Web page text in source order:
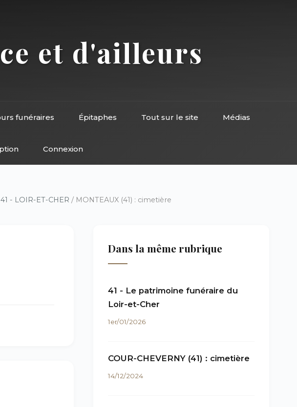
et d'ailleurs
funéraires Épitaphes Tout sur le site Médias
Connexion
41 - LOIR-ET-CHER / MONTEAUX (41) : cimetière
Dans la même rubrique
41 - Le patrimoine funéraire du
Loir-et-Cher
1er/01/2026
COUR-CHEVERNY (41) : cimetière
14/12/2024